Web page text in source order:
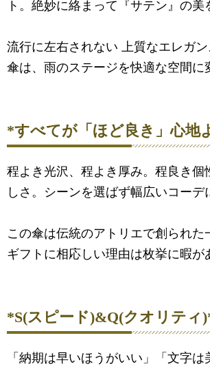
ト。絶妙に絡まって『サテン』の美
流行に左右されない 上質なエレガ
傘は、雨のステージを快適な空間に
*すべてが「ほど良き」心地
程よき光沢、程よき厚み。程良き個
しさ。シーンを選ばず幅広いコーデ
この傘は伝統のアトリエで創られた
ギフトに相応しい理由は枚挙に暇が
*S(スピード)&Q(クオリティ
「納期は早いほうがいい」「文字